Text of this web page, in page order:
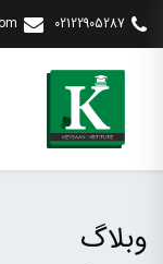
02122905287
وبلاگ